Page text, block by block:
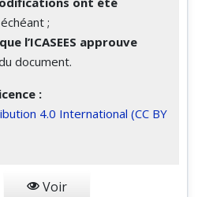
;
l’ICASEES approuve
document.
:
4.0 International (CC BY
Voir